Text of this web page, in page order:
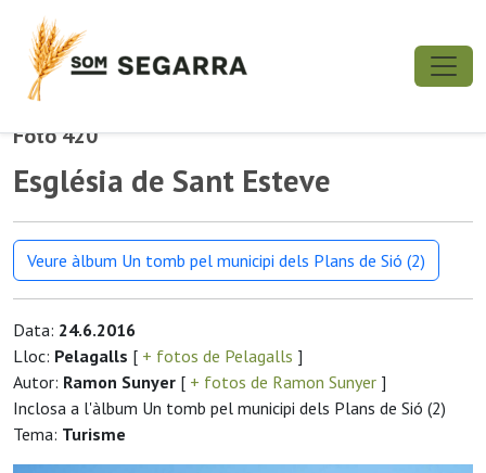
Foto 420
Església de Sant Esteve
Veure àlbum Un tomb pel municipi dels Plans de Sió (2)
Data: 24.6.2016
Lloc: Pelagalls [ + fotos de Pelagalls ]
Autor: Ramon Sunyer [ + fotos de Ramon Sunyer ]
Inclosa a l'àlbum Un tomb pel municipi dels Plans de Sió (2)
Tema: Turisme